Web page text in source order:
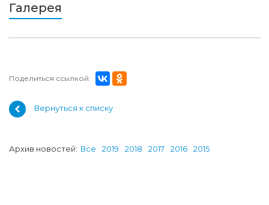
Галерея
Поделиться ссылкой:
Вернуться к списку
Архив новостей: Все 2019 2018 2017 2016 2015